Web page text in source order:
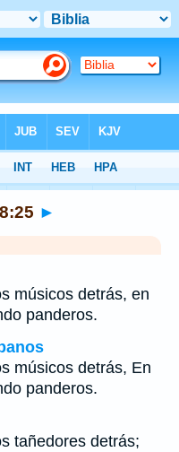
►
músicos detrás, en
panderos.
músicos detrás, En
panderos.
tañedores detrás;